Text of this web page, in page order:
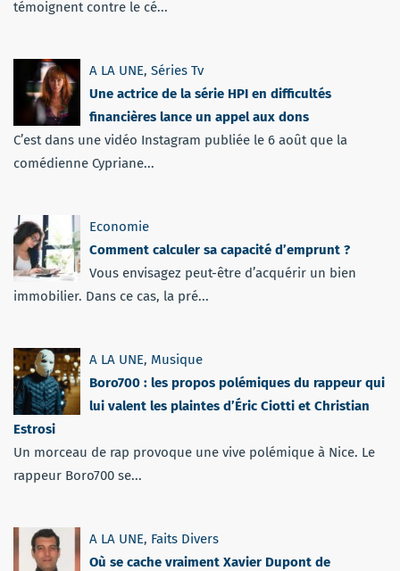
témoignent contre le cé...
A LA UNE, Séries Tv
Une actrice de la série HPI en difficultés
financières lance un appel aux dons
C’est dans une vidéo Instagram publiée le 6 août que la
comédienne Cypriane...
Economie
Comment calculer sa capacité d’emprunt ?
Vous envisagez peut-être d’acquérir un bien
immobilier. Dans ce cas, la pré...
A LA UNE, Musique
Boro700 : les propos polémiques du rappeur qui
lui valent les plaintes d’Éric Ciotti et Christian
Estrosi
Un morceau de rap provoque une vive polémique à Nice. Le
rappeur Boro700 se...
A LA UNE, Faits Divers
Où se cache vraiment Xavier Dupont de